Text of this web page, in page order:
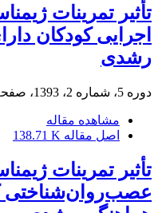
تأثیر تمرینات
اجرایی کودکان
رشدی
دوره 5، شماره 2، 1393، صفحه
مشاهده مقاله
اصل مقاله 138.71 K
تأثیر تمرینات
عصب‌روان‌شناختی